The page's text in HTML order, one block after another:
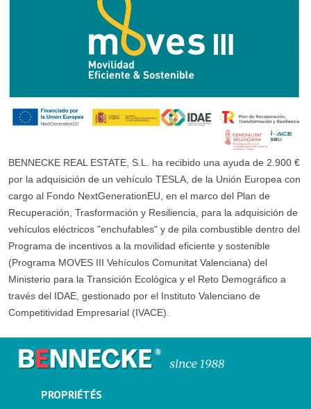
BENNECKE REAL ESTATE, S.L. ha recibido una ayuda de 2.900 €
por la adquisición de un vehículo TESLA, de la Unión Europea con
cargo al Fondo NextGenerationEU, en el marco del Plan de
Recuperación, Trasformación y Resiliencia, para la adquisición de
vehículos eléctricos "enchufables" y de pila combustible dentro del
Programa de incentivos a la movilidad eficiente y sostenible
(Programa MOVES III Vehículos Comunitat Valenciana) del
Ministerio para la Transición Ecológica y el Reto Demográfico a
través del IDAE, gestionado por el Instituto Valenciano de
Competitividad Empresarial (IVACE).
PROPRIÉTÉS